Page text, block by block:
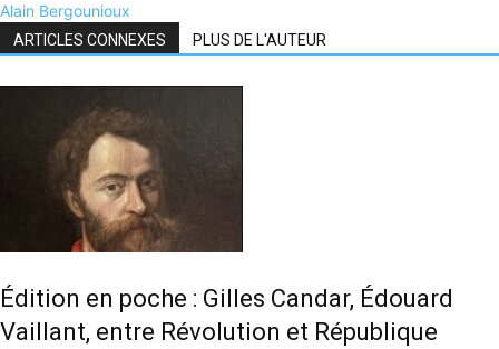
Alain Bergounioux
ARTICLES CONNEXES PLUS DE L'AUTEUR
Édition en poche : Gilles Candar, Édouard
Vaillant, entre Révolution et République